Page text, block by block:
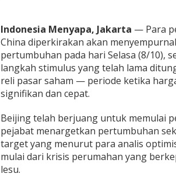
o
m
i
n
y
a
Indonesia Menyapa, Jakarta — Para
China diperkirakan akan
pertumbuhan pada hari Selasa (8/10),
langkah stimulus yang telah lama
reli pasar saham — periode ketika
signifikan dan cepat.
Beijing telah berjuang untuk memulai
pejabat menargetkan pertumbuhan
target yang menurut para analis
mulai dari krisis perumahan yang
lesu.